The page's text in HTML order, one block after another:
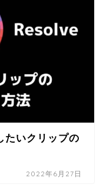
たいクリップの
2022年6月27日